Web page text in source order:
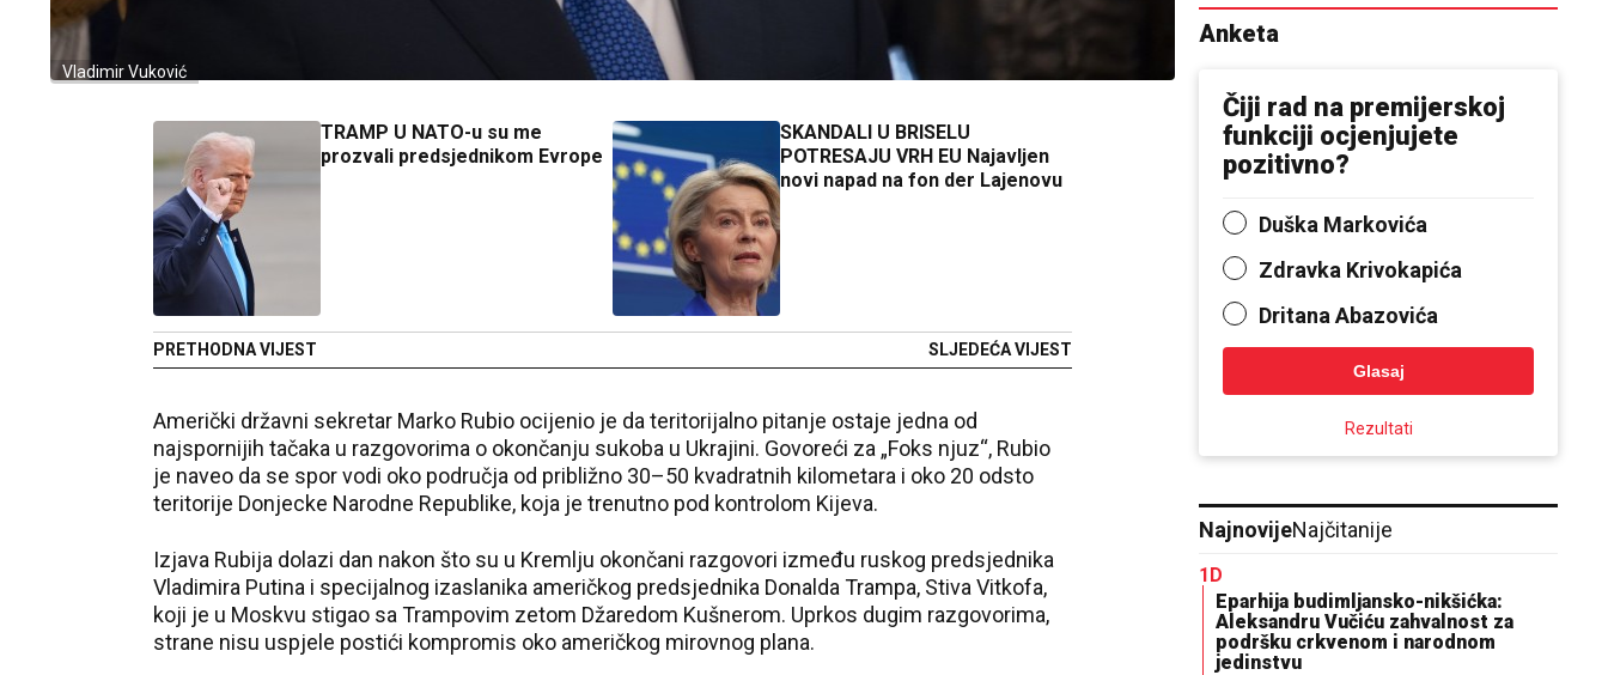
Vladimir Vuković
TRAMP U NATO-u su me
prozvali predsjednikom Evrope
PRETHODNA VIJEST
SKANDALI U BRISELU
POTRESAJU VRH EU Najavljen
novi napad na fon der Lajenovu
SLJEDEĆA VIJEST
Američki državni sekretar Marko Rubio ocijenio je da teritorijalno pitanje ostaje jedna od
najspornijih tačaka u razgovorima o okončanju sukoba u Ukrajini. Govoreći za „Foks njuz“, Rubio
je naveo da se spor vodi oko područja od približno 30–50 kvadratnih kilometara i oko 20 odsto
teritorije Donjecke Narodne Republike, koja je trenutno pod kontrolom Kijeva.
Izjava Rubija dolazi dan nakon što su u Kremlju okončani razgovori između ruskog predsjednika
Vladimira Putina i specijalnog izaslanika američkog predsjednika Donalda Trampa, Stiva Vitkofa,
koji je u Moskvu stigao sa Trampovim zetom Džaredom Kušnerom. Uprkos dugim razgovorima,
strane nisu uspjele postići kompromis oko američkog mirovnog plana.
Anketa
Čiji rad na premijerskoj
funkciji ocjenjujete
pozitivno?
Duška Markovića
Zdravka Krivokapića
Dritana Abazovića
Glasaj
Rezultati
NajnovijeNajčitanije
1D
Eparhija budimljansko-nikšićka:
Aleksandru Vučiću zahvalnost za
podršku crkvenom i narodnom
jedinstvu